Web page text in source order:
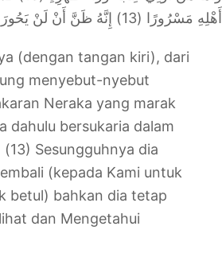
أَهْلِهِ مَسْرُورًا (13) إِنَّهُ ظَنَّ أَنْ لَنْ يَحُورَ (14) بَلَى إِنَّ رَبَّهُ كَانَ بِهِ بَصِيرًا (15)
(dengan tangan kiri), dari
menyebut-nyebut
Neraka yang marak
dahulu bersukaria dalam
Sesungguhnya dia
(kepada Kami untuk
betul) bahkan dia tetap
dan Mengetahui